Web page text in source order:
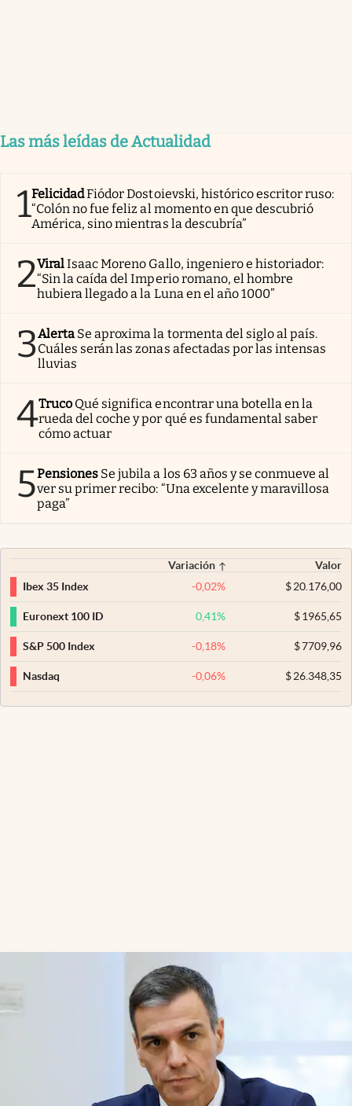
Las más leídas de Actualidad
1FelicidadFiódor Dostoievski, histórico escritor ruso:
“Colón no fue feliz al momento en que descubrió
América, sino mientras la descubría”
2ViralIsaac Moreno Gallo, ingeniero e historiador:
“Sin la caída del Imperio romano, el hombre
hubiera llegado a la Luna en el año 1000”
3Alerta Se aproxima la tormenta del siglo al país.
Cuáles serán las zonas afectadas por las intensas
lluvias
4Truco Qué significa encontrar una botella en la
rueda del coche y por qué es fundamental saber
cómo actuar
5Pensiones Se jubila a los 63 años y se conmueve al
ver su primer recibo: “Una excelente y maravillosa
paga”
Variación
Valor
Ibex 35 Index
-0,02% $20.176,00
Euronext 100 ID 0,41% $1965,65
S&P 500 Index -0,18% $7709,96
Nasdaq -0,06% $26.348,35